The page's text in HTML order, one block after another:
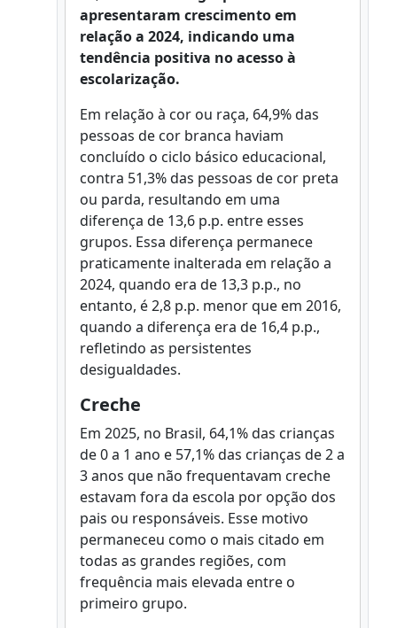
apresentaram crescimento em
relação a 2024, indicando uma
tendência positiva no acesso à
escolarização.
Em relação à cor ou raça, 64,9% das
pessoas de cor branca haviam
concluído o ciclo básico educacional,
contra 51,3% das pessoas de cor preta
ou parda, resultando em uma
diferença de 13,6 p.p. entre esses
grupos. Essa diferença permanece
praticamente inalterada em relação a
2024, quando era de 13,3 p.p., no
entanto, é 2,8 p.p. menor que em 2016,
quando a diferença era de 16,4 p.p.,
refletindo as persistentes
desigualdades.
Creche
Em 2025, no Brasil, 64,1% das crianças
de 0 a 1 ano e 57,1% das crianças de 2 a
3 anos que não frequentavam creche
estavam fora da escola por opção dos
pais ou responsáveis. Esse motivo
permaneceu como o mais citado em
todas as grandes regiões, com
frequência mais elevada entre o
primeiro grupo.